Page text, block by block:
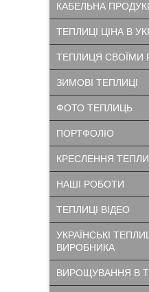
КАБЕЛЬНА
ТЕПЛИЦІ ЦІНА В
ТЕПЛИЦЯ СВОЇМИ
ЗИМОВІ ТЕПЛИЦІ
ФОТО ТЕПЛИЦЬ
ПОРТФОЛІО
КРЕСЛЕННЯ
НАШІ РОБОТИ
ТЕПЛИЦІ ВІДЕО
УКРАЇНСЬКІ
ВИРОБНИКА
ВИРОЩУВАННЯ В